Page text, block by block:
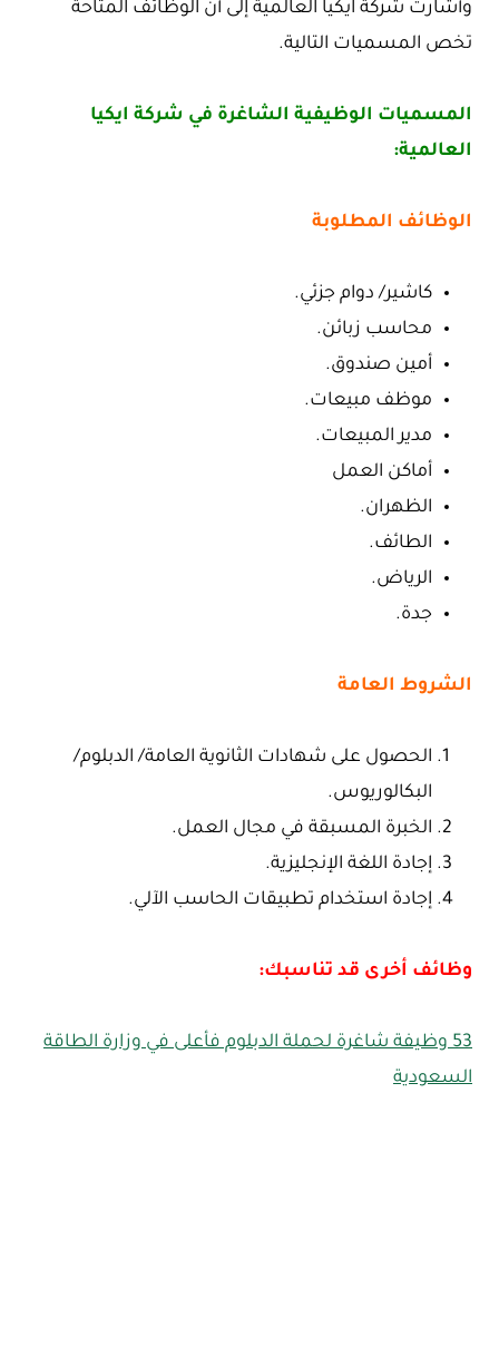
وأشارت شركة ايكيا العالمية إلى أن الوظائف المتاحة
تخص المسميات التالية.
المسميات الوظيفية الشاغرة في شركة ايكيا
العالمية:
الوظائف المطلوبة
كاشير/ دوام جزئي.
محاسب زبائن.
أمين صندوق.
موظف مبيعات.
مدير المبيعات.
أماكن العمل
الظهران.
الطائف.
الرياض.
جدة.
الشروط العامة
الحصول على شهادات الثانوية العامة/ الدبلوم/
البكالوريوس.
الخبرة المسبقة في مجال العمل.
إجادة اللغة الإنجليزية.
إجادة استخدام تطبيقات الحاسب الآلي.
وظائف أخرى قد تناسبك:
53 وظيفة شاغرة لحملة الدبلوم فأعلى في وزارة الطاقة
السعودية